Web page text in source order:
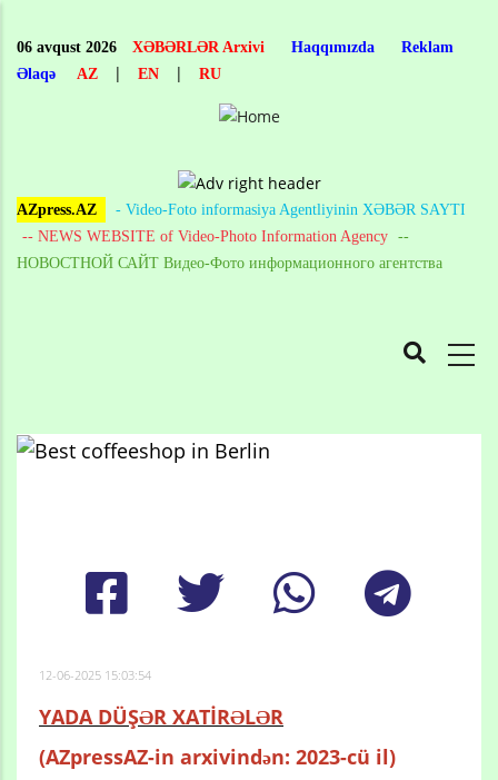
main
content
06 avqust 2026 XƏBƏRLƏR Arxivi Haqqımızda
Reklam
Əlaqə
AZ | EN | RU
AZpress.AZ
- Video-Foto informasiya Agentliyinin XƏBƏR SAYTI
-- NEWS WEBSITE of Video-Photo Information Agency --
НОВОСТНОЙ САЙТ Видео-Фото информационного агентства
Breadcrumb
12-06-2025 15:03:54
YADA DÜŞƏR XATİRƏLƏR
(AZpressAZ-in arxivindən: 2023-cü il)